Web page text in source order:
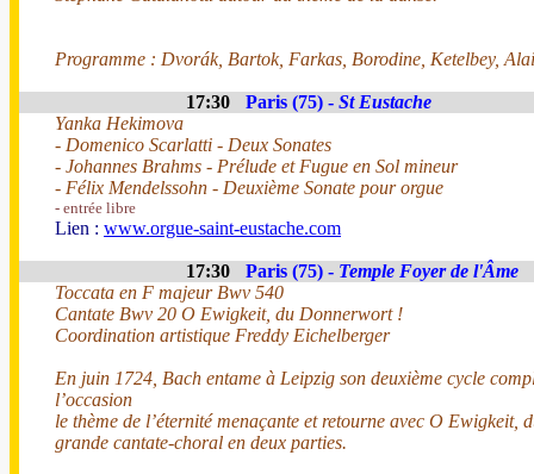
Programme : Dvorák, Bartok, Farkas, Borodine, Ketelbey,
17:30 Paris (75) - St Eustache
Yanka Hekimova
- Domenico Scarlatti - Deux Sonates
- Johannes Brahms - Prélude et Fugue en Sol mineur
- Félix Mendelssohn - Deuxième Sonate pour orgue
- entrée libre
Lien : www.orgue-saint-eustache.com
17:30 Paris (75) - Temple Foyer de l'Âme
Toccata en F majeur Bwv 540
Cantate Bwv 20 O Ewigkeit, du Donnerwort !
Coordination artistique Freddy Eichelberger
En juin 1724, Bach entame à Leipzig son deuxième cycle
l’occasion
le thème de l’éternité menaçante et retourne avec O Ewigkeit,
grande cantate-choral en deux parties.